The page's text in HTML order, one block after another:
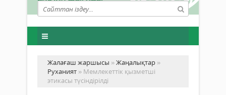
Жалағаш жаршысы »Жаңалықтар »
Руханият » Мемлекеттік қызметші
этикасы түсіндірілді